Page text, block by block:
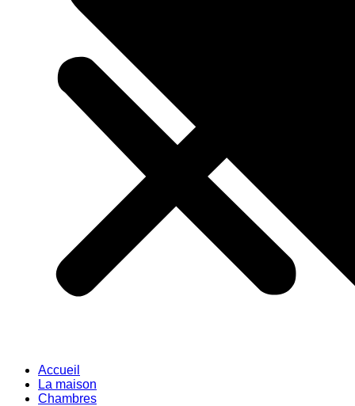
Accueil
La maison
Chambres